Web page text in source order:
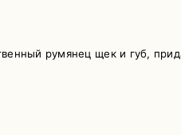
румянец щек и губ,